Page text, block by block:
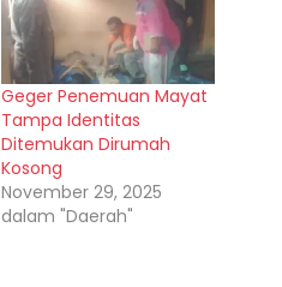
Geger Penemuan Mayat
Tampa Identitas
Ditemukan Dirumah
Kosong
November 29, 2025
dalam "Daerah"